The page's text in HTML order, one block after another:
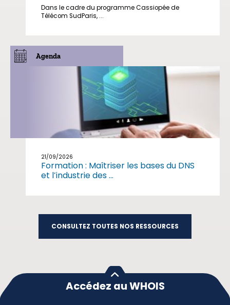
Dans le cadre du programme Cassiopée de
Télécom SudParis, ...
Agenda
21/09/2026
Formation : Maîtriser les bases du DNS
et l’industrie des ...
CONSULTEZ TOUTES NOS RESSOURCES
Accédez au WHOIS